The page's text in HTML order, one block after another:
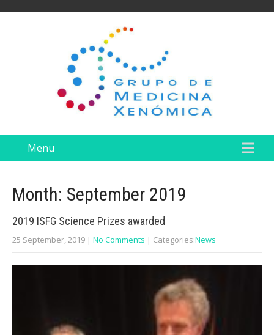
Menu
Month: September 2019
2019 ISFG Science Prizes awarded
25 September, 2019 | No Comments | Categories:News